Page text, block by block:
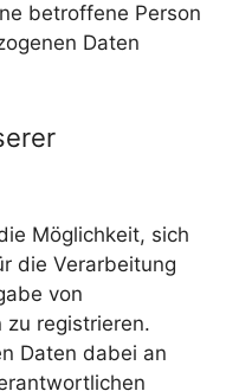
betroffene Person
Daten
Möglichkeit, sich
die Verarbeitung
von
zu registrieren.
Daten dabei an